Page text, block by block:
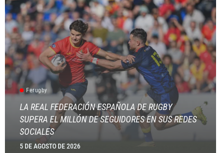
Ferugby
LA REAL FEDERACIÓN ESPAÑOLA DE RUGBY
SUPERA EL MILLÓN DE SEGUIDORES EN SUS REDES
SOCIALES
5 DE AGOSTO DE 2026